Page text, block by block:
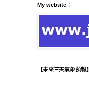
My website：
【未來三天氣象預報】